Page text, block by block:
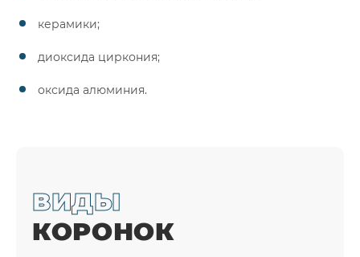
керамики;
диоксида циркония;
оксида алюминия.
ВИДЫ
КОРОНОК